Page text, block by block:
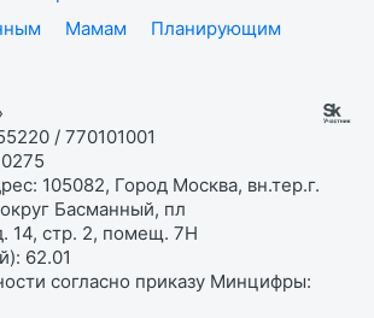
Мамам
Планирующим
/ 770101001
105082, Город Москва, вн.тер.г.
Басманный, пл
14, стр. 2, помещ. 7Н
62.01
согласно приказу Минцифры: